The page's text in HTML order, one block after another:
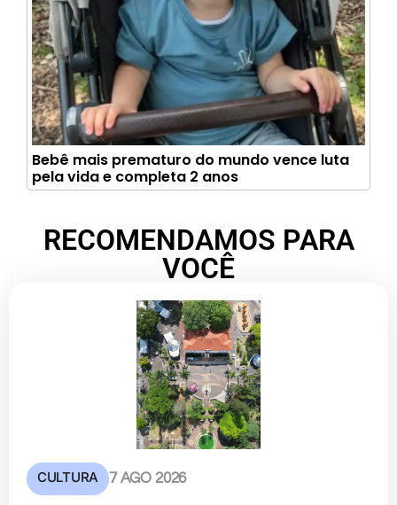
Bebê mais prematuro do mundo vence luta
pela vida e completa 2 anos
RECOMENDAMOS PARA
VOCÊ
CULTURA 7 AGO 2026